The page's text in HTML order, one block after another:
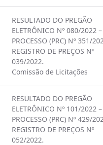
RESULTADO DO PREGÃO
ELETRÔNICO Nº 080/2022 –
PROCESSO (PRC) Nº 351/
REGISTRO DE PREÇOS Nº
039/2022.
Comissão de Licitações
RESULTADO DO PREGÃO
ELETRÔNICO Nº 101/2022 –
PROCESSO (PRC) Nº 429/
REGISTRO DE PREÇOS Nº
052/2022.